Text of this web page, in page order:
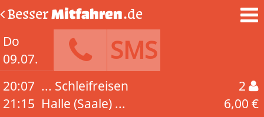
BesserMitfahren.de
Do
09.07.
SMS
20:07
21:15
... Schleifreisen
Halle (Saale) ...
2
6,00 €